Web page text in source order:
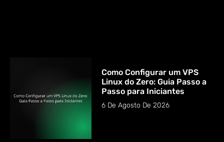
Como Configurar um VPS
Linux do Zero: Guia Passo a
Passo para Iniciantes
6 De Agosto De 2026